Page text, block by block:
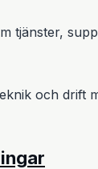
tjänster,
och drift